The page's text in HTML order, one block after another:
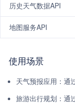
历史天气数据API
地图服务API
使用场景
天气预报应用：通
旅游出行规划：通